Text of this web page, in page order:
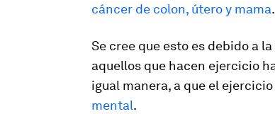
cáncer de colon, útero y mama.
Se cree que esto es debido a
aquellos que hacen ejercicio
igual manera, a que el
mental.